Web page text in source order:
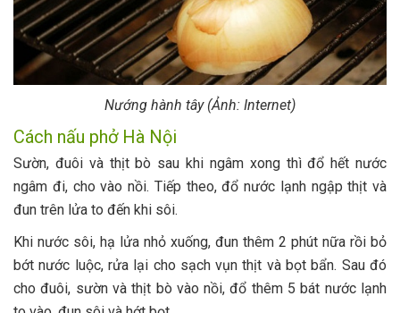
Nướng hành tây (Ảnh: Internet)
Cách nấu phở Hà Nội
Sườn, đuôi và thịt bò sau khi ngâm xong thì đổ hết nước
ngâm đi, cho vào nồi. Tiếp theo, đổ nước lạnh ngập thịt và
đun trên lửa to đến khi sôi.
Khi nước sôi, hạ lửa nhỏ xuống, đun thêm 2 phút nữa rồi bỏ
bớt nước luộc, rửa lại cho sạch vụn thịt và bọt bẩn. Sau đó
cho đuôi, sườn và thịt bò vào nồi, đổ thêm 5 bát nước lạnh